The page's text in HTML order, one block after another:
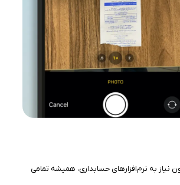
به نرم‌افزارهای حسابداری، همیشه تمامی